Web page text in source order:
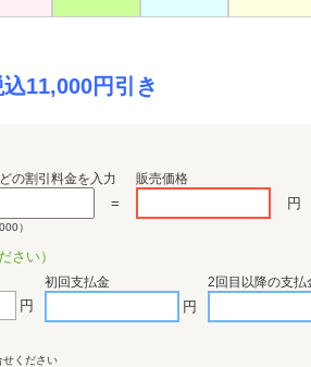
11,000円引き
の割引料金を入力
=
）
販売価格
円
さい）
円
初回支払金
円
2回目以降の支払
ください